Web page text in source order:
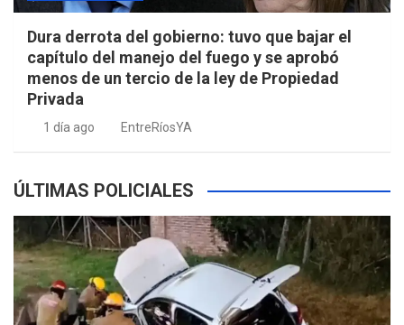
Dura derrota del gobierno: tuvo que bajar el
capítulo del manejo del fuego y se aprobó
menos de un tercio de la ley de Propiedad
Privada
1 día ago EntreRíosYA
ÚLTIMAS POLICIALES